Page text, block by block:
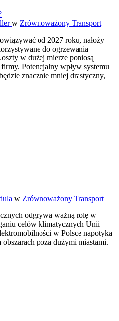
w Zrównoważony Transport
od 2027 roku, nałoży
do ogrzewania
w dużej mierze poniosą
Potencjalny wpływ systemu
znacznie mniej drastyczny,
w Zrównoważony Transport
odgrywa ważną rolę w
celów klimatycznych Unii
w Polsce napotyka
poza dużymi miastami.